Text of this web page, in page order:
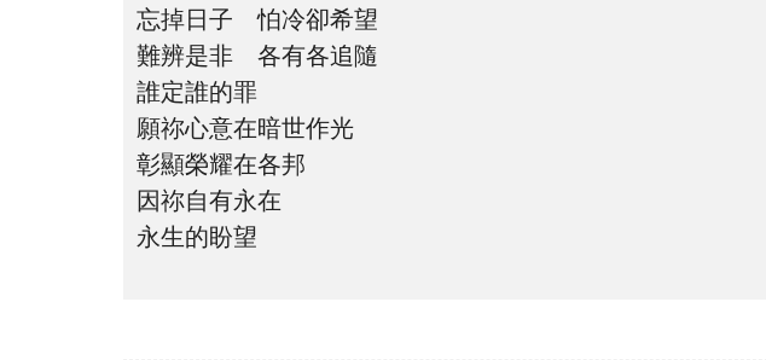
忘掉日子 怕冷卻希望
難辨是非 各有各追隨
誰定誰的罪
願祢心意在暗世作光
彰顯榮耀在各邦
因祢自有永在
永生的盼望